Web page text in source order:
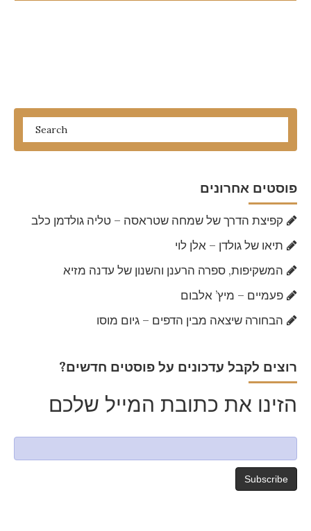
פוסטים אחרונים
קפיצת הדרך של שמחה שטראסה – טליה גולדמן כלב
תיאו של גולדן – אלן לוי
המשקיפות, ספרה הרענן והשנון של עדנה מזיא
פעמיים – מיץ’ אלבום
הבחורה שיצאה מבין הדפים – גיום מוסו
?רוצים לקבל עדכונים על פוסטים חדשים
הזינו את כתובת המייל שלכם